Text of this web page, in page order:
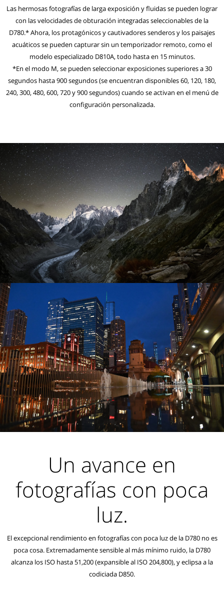
Las hermosas fotografías de larga exposición y fluidas se pueden lograr
con las velocidades de obturación integradas seleccionables de la
D780.* Ahora, los protagónicos y cautivadores senderos y los paisajes
acuáticos se pueden capturar sin un temporizador remoto, como el
modelo especializado D810A, todo hasta en 15 minutos.
*En el modo M, se pueden seleccionar exposiciones superiores a 30
segundos hasta 900 segundos (se encuentran disponibles 60, 120, 180,
240, 300, 480, 600, 720 y 900 segundos) cuando se activan en el menú de
configuración personalizada.
Un avance en
fotografías con poca
luz.
El excepcional rendimiento en fotografías con poca luz de la D780 no es
poca cosa. Extremadamente sensible al más mínimo ruido, la D780
alcanza los ISO hasta 51,200 (expansible al ISO 204,800), y eclipsa a la
codiciada D850.